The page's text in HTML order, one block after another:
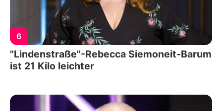
6
"Lindenstraße"-Rebecca Siemoneit-Barum
ist 21 Kilo leichter